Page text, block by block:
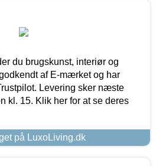
du brugskunst, interiør og
af E-mærket og har
Levering sker næste
kl. 15. Klik her for at se deres
på LuxoLiving.dk